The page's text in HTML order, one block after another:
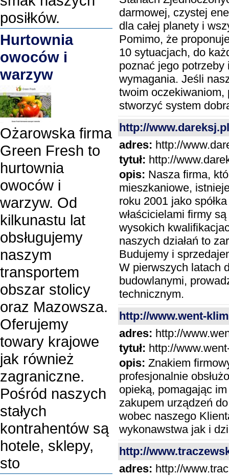
darmowej, czystej
dla całej planety i
Pomimo, że
10 sytuacjach, do
poznać jego potrzeby
wymagania. Jeśli
twoim oczekiwaniom,
stworzyć system
http://www.dareksj.pl
adres: http://
tytuł: http://
opis: Nasza firma,
mieszkaniowe,
roku 2001 jako
właścicielami firmy
wysokich
naszych działań to
Budujemy i
W pierwszych latach
budowlanymi,
technicznym.
http://www.went-
adres: http://
tytuł: http://
opis: Znakiem
profesjonalnie
opieką, pomagając
zakupem urządzeń
wobec naszego
wykonawstwa jak i
http://
adres: http://
posiłków.
Hurtownia
owoców i
warzyw
Ożarowska firma
Green Fresh to
hurtownia
owoców i
warzyw. Od
kilkunastu lat
obsługujemy
naszym
transportem
obszar stolicy
oraz Mazowsza.
Oferujemy
towary krajowe
jak również
zagraniczne.
Pośród naszych
stałych
kontrahentów są
hotele, sklepy,
sto